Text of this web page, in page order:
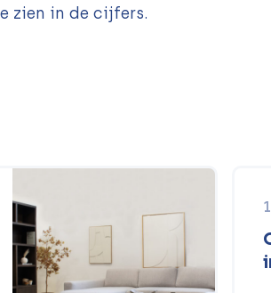
zien in de cijfers.